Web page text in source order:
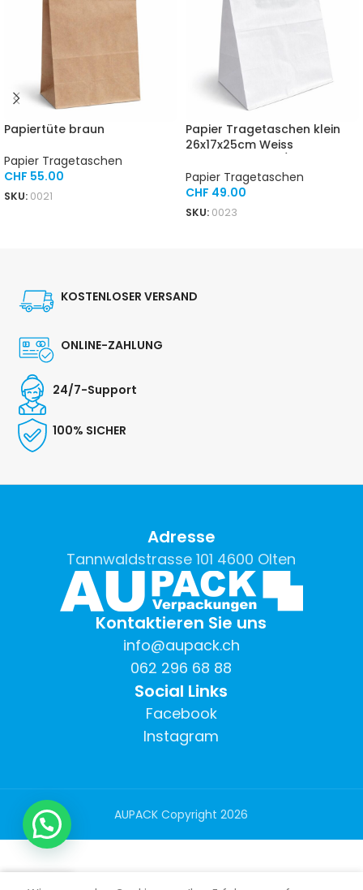
Papiertüte braun
Papier Tragetaschen
CHF 55.00
SKU: 0021
Papier Tragetaschen klein
26x17x25cm Weiss
Papier Tragetaschen
CHF 49.00
SKU: 0023
KOSTENLOSER VERSAND
ONLINE-ZAHLUNG
24/7-Support
100% SICHER
Adresse
Tannwaldstrasse 101 4600 Olten
Kontaktieren Sie uns
info@aupack.ch
062 296 68 88
Social Links
Facebook
Instagram
AUPACK Copyright2026